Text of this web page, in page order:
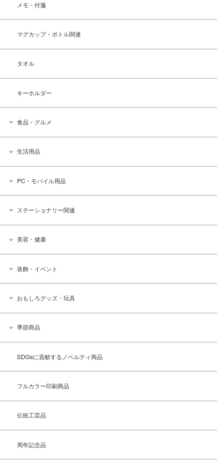
メモ・付箋
マグカップ・ボトル関連
タオル
キーホルダー
食品・グルメ
生活用品
PC・モバイル用品
ステーショナリー関連
美容・健康
装飾・イベント
おもしろグッズ・玩具
季節商品
SDGsに貢献するノベルティ商品
フルカラー印刷商品
伝統工芸品
周年記念品